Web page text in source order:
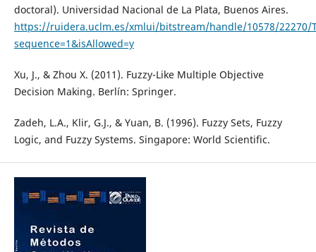
doctoral). Universidad Nacional de La Plata, Buenos Aires.
https://ruidera.uclm.es/xmlui/bitstream/handle/10578/22270/
sequence=1&isAllowed=y
Xu, J., & Zhou X. (2011). Fuzzy-Like Multiple Objective
Decision Making. Berlín: Springer.
Zadeh, L.A., Klir, G.J., & Yuan, B. (1996). Fuzzy Sets, Fuzzy
Logic, and Fuzzy Systems. Singapore: World Scientific.